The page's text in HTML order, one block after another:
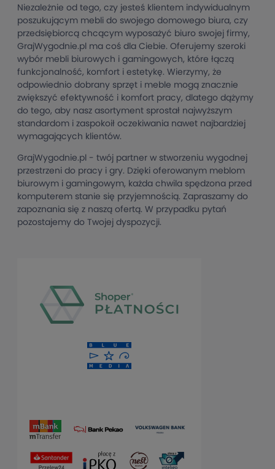
Niezależnie od tego, czy jesteś klientem indywidualnym
poszukującym mebli do swojego domowego biura, czy
przedsiębiorcą chcącym wyposażyć biuro swojej firmy,
GrajWygodnie.pl ma coś dla Ciebie. Oferujemy szeroki
wybór mebli biurowych i gamingowych, które łączą
funkcjonalność, komfort i estetykę. Wierzymy, że
odpowiednio dobrany sprzęt i meble mogą znacznie
zwiększyć efektywność i komfort pracy, dlatego dążymy
do tego, aby nasz asortyment sprostał najwyższym
standardom i zaspokoił oczekiwania nawet najbardziej
wymagających klientów.
GrajWygodnie.pl - twój partner w stworzeniu wygodnej
przestrzeni do pracy i gry. Dzięki oferowanym meblom
biurowym i gamingowym, każda chwila spędzona przed
komputerem stanie się przyjemnością. Zapraszamy do
zapoznania się z naszą ofertą. W przypadku pytań
pozostajemy do Twojej dyspozycji.